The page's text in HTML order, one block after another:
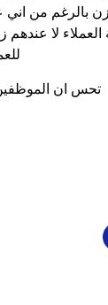
بالرغم من
لا عندهم